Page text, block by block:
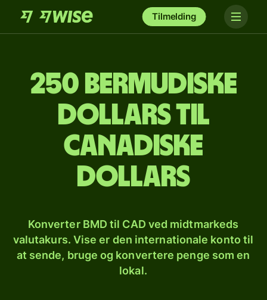
Tilmelding
250 bermudiske
dollars til
canadiske
dollars
Konverter BMD til CAD ved midtmarkeds
valutakurs. Vise er den internationale konto til
at sende, bruge og konvertere penge som en
lokal.